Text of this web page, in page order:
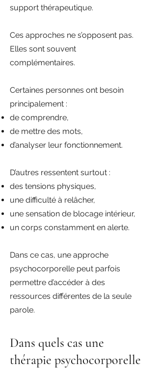
support thérapeutique.
Ces approches ne s’opposent pas.
Elles sont souvent
complémentaires.
Certaines personnes ont besoin
principalement :
de comprendre,
de mettre des mots,
d’analyser leur fonctionnement.
D’autres ressentent surtout :
des tensions physiques,
une difficulté à relâcher,
une sensation de blocage intérieur,
un corps constamment en alerte.
Dans ce cas, une approche
psychocorporelle peut parfois
permettre d’accéder à des
ressources différentes de la seule
parole.
Dans quels cas une
thérapie psychocorporelle